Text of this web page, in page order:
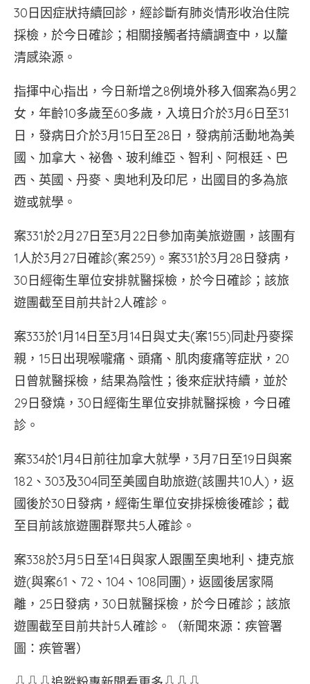
30日因症狀持續回診，經診斷有肺炎情形收治住院
採檢，於今日確診；相關接觸者持續調查中，以釐
清感染源。
指揮中心指出，今日新增之8例境外移入個案為6男2
女，年齡10多歲至60多歲，入境日介於3月6日至31
日，發病日介於3月15日至28日，發病前活動地為美
國、加拿大、祕魯、玻利維亞、智利、阿根廷、巴
西、英國、丹麥、奧地利及印尼，出國目的多為旅
遊或就學。
案331於2月27日至3月22日參加南美旅遊團，該團有
1人於3月27日確診(案259)。案331於3月28日發病，
30日經衛生單位安排就醫採檢，於今日確診；該旅
遊團截至目前共計2人確診。
案333於1月14日至3月14日與丈夫(案155)同赴丹麥探
親，15日出現喉嚨痛、頭痛、肌肉痠痛等症狀，20
日曾就醫採檢，結果為陰性；後來症狀持續，並於
29日發燒，30日經衛生單位安排就醫採檢，今日確
診。
案334於1月4日前往加拿大就學，3月7日至19日與案
182、303及304同至美國自助旅遊(該團共10人)，返
國後於30日發病，經衛生單位安排採檢後確診；截
至目前該旅遊團群聚共5人確診。
案338於3月5日至14日與家人跟團至奧地利、捷克旅
遊(與案61、72、104、108同團)，返國後居家隔
離，25日發病，30日就醫採檢，於今日確診；該旅
遊團截至目前共計5人確診。（新聞來源：疾管署
圖：疾管署）